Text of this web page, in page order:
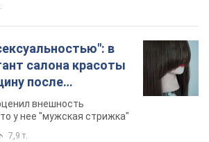
в
салона красоты
после
скандал.
внешность
у нее "мужская стрижка"
7,9 т.